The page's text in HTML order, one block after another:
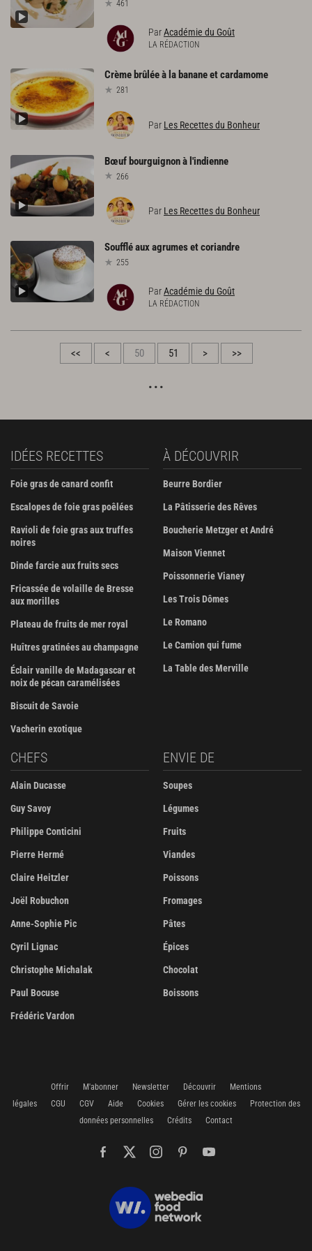
461
ParAcadémie du Goût
LA RÉDACTION
Crème brûléeà la bananeetcardamome
281
Par Les Recettes du Bonheur
Bœuf bourguignonà l'indienne
266
Par Les Recettes du Bonheur
Souffléauxagrumesetcoriandre
255
ParAcadémie du Goût
LA RÉDACTION
<< < 50 51 > >>
IDÉES RECETTES
Foie gras de canard confit
Escalopes de foie gras poêlées
Ravioli de foie gras aux truffes
noires
Dinde farcie aux fruits secs
Fricassée de volaille de Bresse
aux morilles
Plateau de fruits de mer royal
Huîtres gratinées au champagne
Éclair vanille de Madagascar et
noix de pécan caramélisées
Biscuit de Savoie
Vacherin exotique
À DÉCOUVRIR
Beurre Bordier
La Pâtisserie des Rêves
Boucherie Metzger et André
Maison Viennet
Poissonnerie Vianey
Les Trois Dômes
Le Romano
Le Camion qui fume
La Table des Merville
CHEFS
Alain Ducasse
Guy Savoy
Philippe Conticini
Pierre Hermé
Claire Heitzler
Joël Robuchon
Anne-Sophie Pic
Cyril Lignac
Christophe Michalak
Paul Bocuse
Frédéric Vardon
ENVIE DE
Soupes
Légumes
Fruits
Viandes
Poissons
Fromages
Pâtes
Épices
Chocolat
Boissons
Offrir M'abonner Newsletter Découvrir
Mentions
légales
CGU CGV Aide Cookies Gérer les cookies
Protection des
données personnelles
Crédits Contact